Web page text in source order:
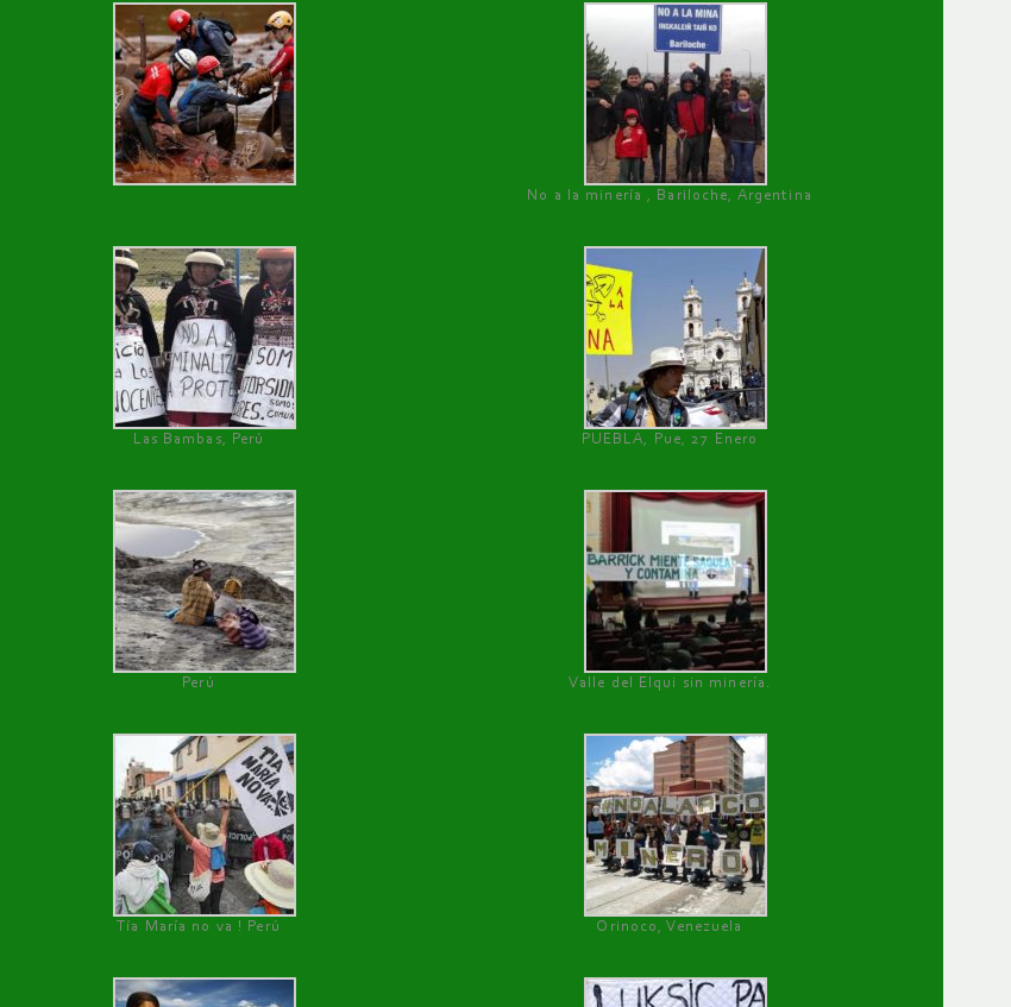
No a la minería , Bariloche, Argentina
Las Bambas, Perú PUEBLA, Pue, 27 Enero
Perú Valle del Elqui sin minería.
Tía María no va ! Perú Orinoco, Venezuela